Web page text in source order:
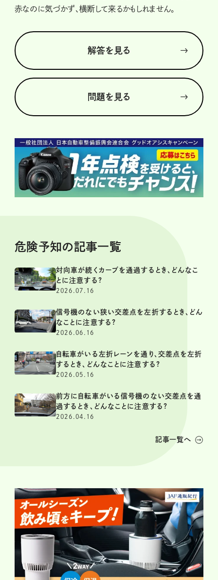
赤なのに気づかず、横断して来るかもしれません。
解答を見る
問題を見る
危険予知の記事一覧
対向車が続くカーブを通過するとき、どんなこ
とに注意する?
2026.07.16
信号機のない狭い交差点を左折するとき、どん
なことに注意する?
2026.06.16
自転車がいる左折レーンを通り、交差点を左折
するとき、どんなことに注意する?
2026.05.16
前方に自転車がいる信号機のない交差点を通
過するとき、どんなことに注意する?
2026.04.16
記事一覧へ